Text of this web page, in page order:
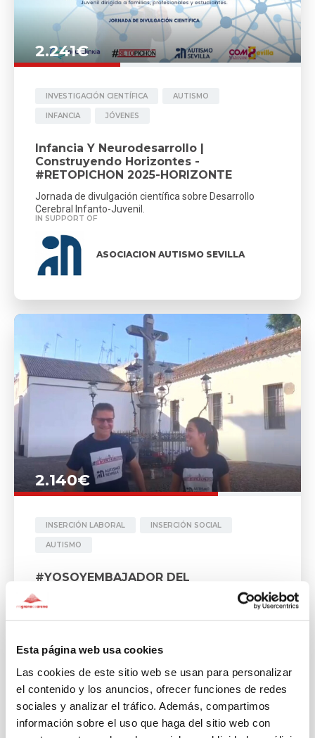
Esta página web usa cookies
Las cookies de este sitio web se usan para personalizar
el contenido y los anuncios, ofrecer funciones de redes
sociales y analizar el tráfico. Además, compartimos
información sobre el uso que haga del sitio web con
2.241€
INVESTIGACIÓN CIENTÍFICA AUTISMO
INFANCIA JÓVENES
Infancia Y Neurodesarrollo |
Construyendo Horizontes -
#RETOPICHON 2025-HORIZONTE
Jornada de divulgación científica sobre Desarrollo
Cerebral Infanto-Juvenil.
IN SUPPORT OF
ASOCIACION AUTISMO SEVILLA
2.140€
INSERCIÓN LABORAL INSERCIÓN SOCIAL
AUTISMO
#YOSOYEMBAJADOR DEL
#RETOPICHÓN – Rafa Agüera y su hija
Pepa participarán el próximo 30 de
noviembre en la Media Maratón de
#RetoPichón
Maratón de Córdoba por el Proyecto Horizonte de
Autismo Sevilla.
ASOCIACION AUTISMO SEVILLA